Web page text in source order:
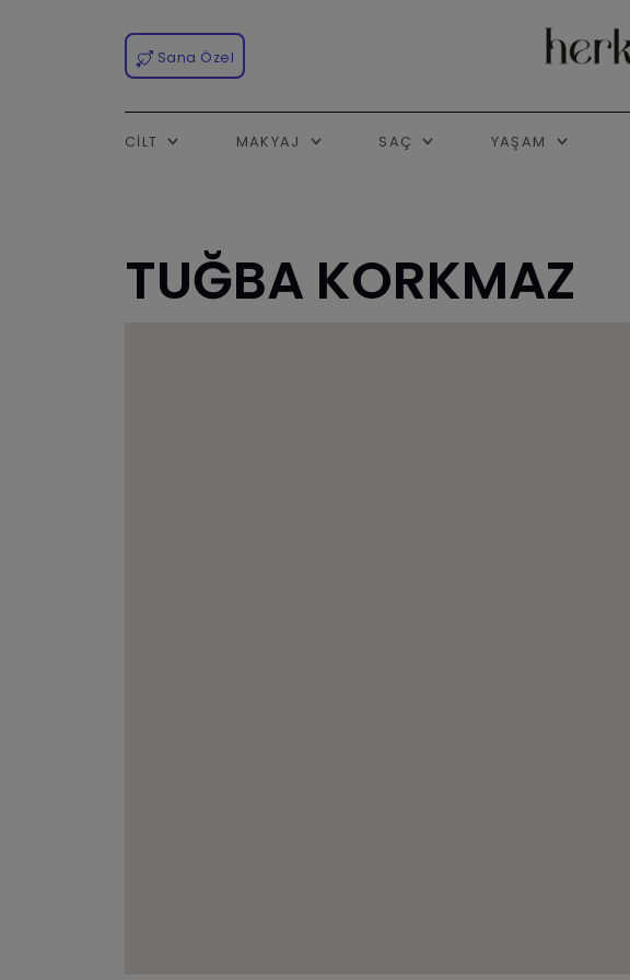
Sana Özel
CILT MAKYAJ SAÇ YAŞAM
TUĞBA KORKMAZ